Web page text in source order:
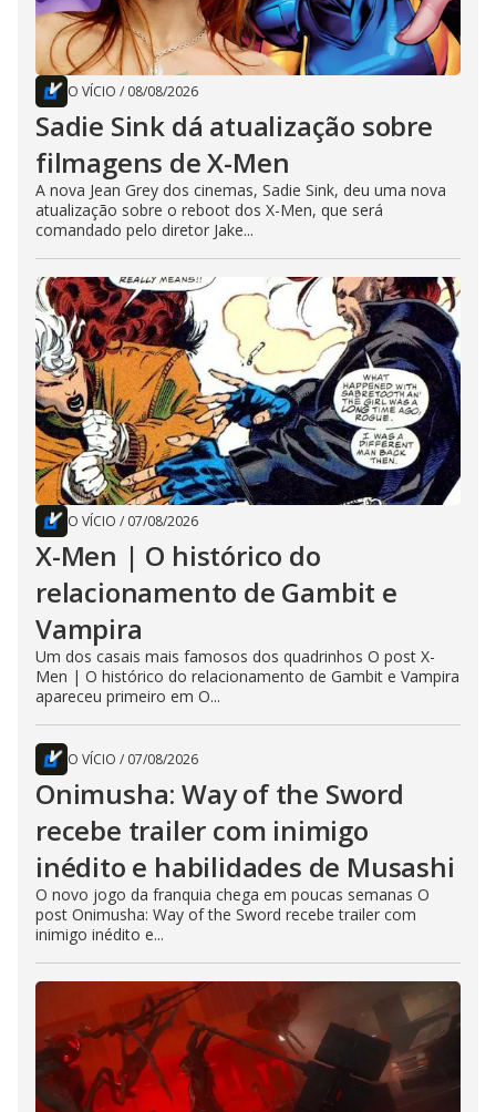
O VÍCIO / 08/08/2026
Sadie Sink dá atualização sobre
filmagens de X-Men
A nova Jean Grey dos cinemas, Sadie Sink, deu uma nova
atualização sobre o reboot dos X-Men, que será
comandado pelo diretor Jake...
O VÍCIO / 07/08/2026
X-Men | O histórico do
relacionamento de Gambit e
Vampira
Um dos casais mais famosos dos quadrinhos O post X-
Men | O histórico do relacionamento de Gambit e Vampira
apareceu primeiro em O...
O VÍCIO / 07/08/2026
Onimusha: Way of the Sword
recebe trailer com inimigo
inédito e habilidades de Musashi
O novo jogo da franquia chega em poucas semanas O
post Onimusha: Way of the Sword recebe trailer com
inimigo inédito e...